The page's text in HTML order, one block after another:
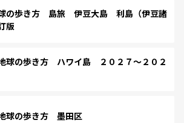
の歩き方 島旅 伊豆大島 利島（伊豆諸
版
球の歩き方 ハワイ島 ２０２７～２０２
球の歩き方 墨田区